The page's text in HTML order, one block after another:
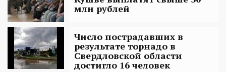
млн рублей
Число пострадавших в
результате торнадо в
Свердловской области
достигло 16 человек